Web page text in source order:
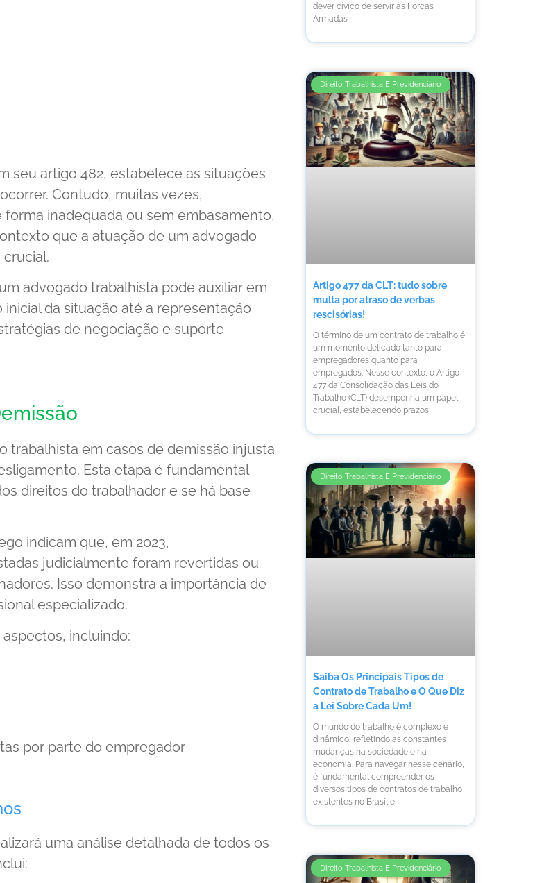
seu artigo 482, estabelece as situações
Contudo, muitas vezes,
inadequada ou sem embasamento,
que a atuação de um advogado
advogado trabalhista pode auxiliar em
da situação até a representação
de negociação e suporte
trabalhista em casos de demissão injusta
Esta etapa é fundamental
direitos do trabalhador e se há base
indicam que, em 2023,
judicialmente foram revertidas ou
Isso demonstra a importância de
especializado.
incluindo:
por parte do empregador
uma análise detalhada de todos os
dever cívico de servir às Forças
Armadas
Direito Trabalhista E Previdenciário
Artigo 477 da CLT: tudo sobre
multa por atraso de verbas
rescisórias!
O término de um contrato de trabalho é
um momento delicado tanto para
empregadores quanto para
empregados. Nesse contexto, o Artigo
477 da Consolidação das Leis do
Trabalho (CLT) desempenha um papel
crucial, estabelecendo prazos
Direito Trabalhista E Previdenciário
Saiba Os Principais Tipos de
Contrato de Trabalho e O Que Diz
a Lei Sobre Cada Um!
O mundo do trabalho é complexo e
dinâmico, refletindo as constantes
mudanças na sociedade e na
economia. Para navegar nesse cenário,
é fundamental compreender os
diversos tipos de contratos de trabalho
existentes no Brasil e
Direito Trabalhista E Previdenciário